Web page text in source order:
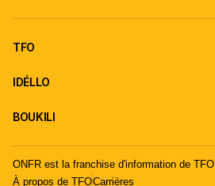
TFO
IDÉLLO
BOUKILI
ONFR est la franchise d'information de TFO.
À propos de TFOCarrières